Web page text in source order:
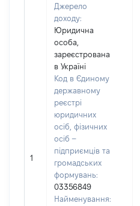
1
Джерело
доходу:
Юридична
особа,
зареєстрована
в Україні
Код в Єдиному
державному
реєстрі
юридичних
осіб, фізичних
осіб –
підприємців та
громадських
формувань:
03356849
Найменування: